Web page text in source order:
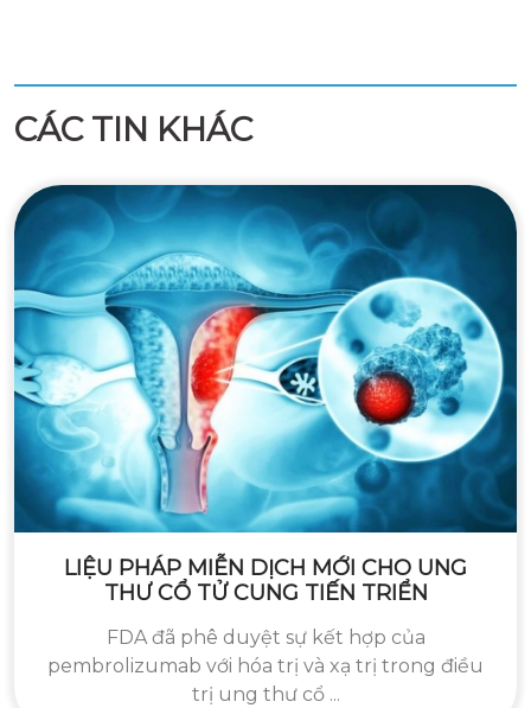
CÁC TIN KHÁC
LIỆU PHÁP MIỄN DỊCH MỚI CHO UNG
THƯ CỔ TỬ CUNG TIẾN TRIỂN
FDA đã phê duyệt sự kết hợp của
pembrolizumab với hóa trị và xạ trị trong điều
trị ung thư cổ ...